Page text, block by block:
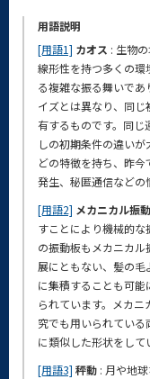
用語説明
[用語1] カオス : 生物
線形性を持つ多くの環
る複雑な振る舞いで
イズとは異なり、同
有するものです。同
しの初期条件の違い
どの特徴を持ち、昨
発生、秘匿通信などの
[用語2] メカニカル振
すことにより機械的
の振動板もメカニカ
展にともない、髪の
に集積することも可能
られています。メカ
究でも用いられてい
に類似した形状をして
[用語3] 秤動 : 月や地